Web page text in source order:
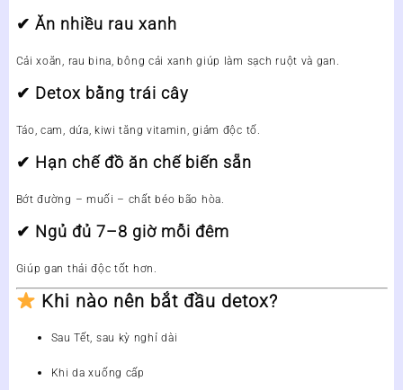
✔ Ăn nhiều rau xanh
Cải xoăn, rau bina, bông cải xanh giúp làm sạch ruột và gan.
✔ Detox bằng trái cây
Táo, cam, dứa, kiwi tăng vitamin, giảm độc tố.
✔ Hạn chế đồ ăn chế biến sẵn
Bớt đường – muối – chất béo bão hòa.
✔ Ngủ đủ 7–8 giờ mỗi đêm
Giúp gan thải độc tốt hơn.
Khi nào nên bắt đầu detox?
Sau Tết, sau kỳ nghỉ dài
Khi da xuống cấp